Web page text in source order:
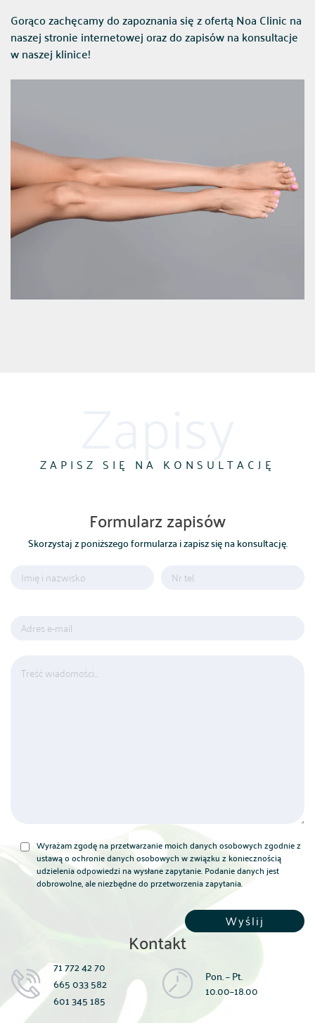
Gorąco zachęcamy do zapoznania się z ofertą Noa Clinic na
naszej stronie internetowej oraz do zapisów na konsultacje
w naszej klinice!
ZAPISZ SIĘ NA KONSULTACJĘ
Formularz zapisów
Skorzystaj z poniższego formularza i zapisz się na konsultację.
Wyrażam zgodę na przetwarzanie moich danych osobowych zgodnie z
ustawą o ochronie danych osobowych w związku z koniecznością
udzielenia odpowiedzi na wysłane zapytanie. Podanie danych jest
dobrowolne, ale niezbędne do przetworzenia zapytania.
Kontakt
71 772 42 70
665 033 582
601 345 185
Pon. – Pt.
10.00–18.00